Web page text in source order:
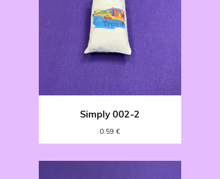
Simply 002-2
0.59 €